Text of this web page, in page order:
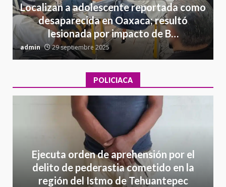
Localizan a adolescente reportada como
desaparecida en Oaxaca; resultó
lesionada por impacto de B…
admin 29 septiembre 2025
POLICIACA
Ejecuta orden de aprehensión por el
delito de pederastia cometido en la
región del Istmo de Tehuantepec